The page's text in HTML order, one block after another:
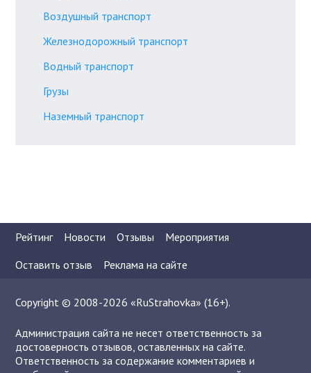
Воздушный транспорт
Железнодорожный транспорт
Водный транспорт
Грузы
Наземный транспорт
Рейтинг Новости Отзывы
Мероприятия
Оставить отзыв
Реклама на сайте
Copyright © 2008-2026 «RuStrahovka» (16+).
Администрация сайта не несет ответственность за
достоверность отзывов, оставленных на сайте.
Ответственность за содержание комментариев и